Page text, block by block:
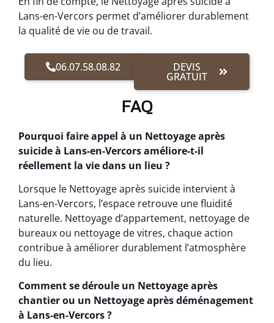
Lans-en-Vercors permet d’améliorer durablement
la qualité de vie ou de travail.
06.07.58.08.82 DEVIS
GRATUIT
FAQ
Pourquoi faire appel à un Nettoyage après
suicide à Lans-en-Vercors améliore-t-il
réellement la vie dans un lieu ?
Lorsque le Nettoyage après suicide intervient à
Lans-en-Vercors, l’espace retrouve une fluidité
naturelle. Nettoyage d’appartement, nettoyage de
bureaux ou nettoyage de vitres, chaque action
contribue à améliorer durablement l’atmosphère
du lieu.
Comment se déroule un Nettoyage après
chantier ou un Nettoyage après déménagement
à Lans-en-Vercors ?